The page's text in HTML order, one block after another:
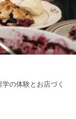
学の体験とお店づく